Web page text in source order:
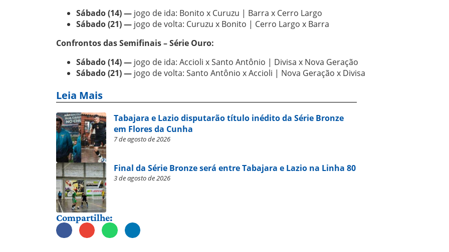
Sábado (14) — jogo de ida: Bonito x Curuzu | Barra x Cerro Largo
Sábado (21) — jogo de volta: Curuzu x Bonito | Cerro Largo x Barra
Confrontos das Semifinais – Série Ouro:
Sábado (14) — jogo de ida: Accioli x Santo Antônio | Divisa x Nova Geração
Sábado (21) — jogo de volta: Santo Antônio x Accioli | Nova Geração x Divisa
Leia Mais
Tabajara e Lazio disputarão título inédito da Série Bronze
em Flores da Cunha
7 de agosto de 2026
Final da Série Bronze será entre Tabajara e Lazio na Linha 80
3 de agosto de 2026
Compartilhe: